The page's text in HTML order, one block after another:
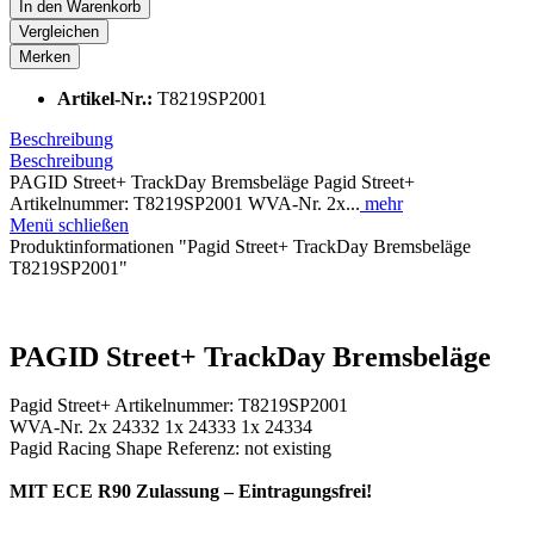
In den Warenkorb
Vergleichen
Merken
Artikel-Nr.: T8219SP2001
Beschreibung
Beschreibung
PAGID Street+ TrackDay Bremsbeläge Pagid Street+
Artikelnummer: T8219SP2001 WVA-Nr. 2x... mehr
Menü schließen
Produktinformationen "Pagid Street+ TrackDay Bremsbeläge
T8219SP2001"
PAGID Street+ TrackDay Bremsbeläge
Pagid Street+ Artikelnummer: T8219SP2001
WVA-Nr. 2x 24332 1x 24333 1x 24334
Pagid Racing Shape Referenz: not existing
MIT ECE R90 Zulassung – Eintragungsfrei!